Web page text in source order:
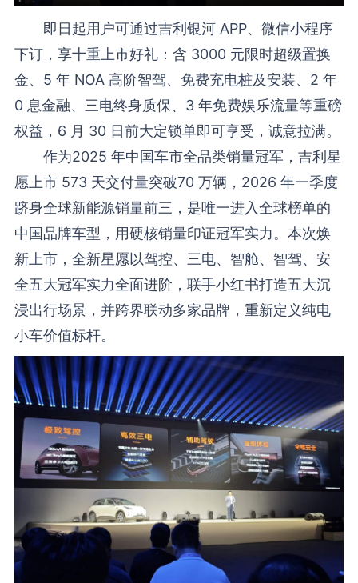
即日起用户可通过吉利银河 APP、微信小程序
下订，享十重上市好礼：含 3000 元限时超级置换
金、5 年 NOA 高阶智驾、免费充电桩及安装、2 年
0 息金融、三电终身质保、3 年免费娱乐流量等重磅
权益，6 月 30 日前大定锁单即可享受，诚意拉满。
作为2025 年中国车市全品类销量冠军，吉利星
愿上市 573 天交付量突破70 万辆，2026 年一季度
跻身全球新能源销量前三，是唯一进入全球榜单的
中国品牌车型，用硬核销量印证冠军实力。本次焕
新上市，全新星愿以驾控、三电、智舱、智驾、安
全五大冠军实力全面进阶，联手小红书打造五大沉
浸出行场景，并跨界联动多家品牌，重新定义纯电
小车价值标杆。